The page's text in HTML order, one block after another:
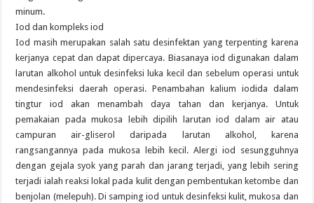
minum.
Iod dan kompleks iod
Iod masih merupakan salah satu desinfektan yang terpenting karena
kerjanya cepat dan dapat dipercaya. Biasanaya iod digunakan dalam
larutan alkohol untuk desinfeksi luka kecil dan sebelum operasi untuk
mendesinfeksi daerah operasi. Penambahan kalium iodida dalam
tingtur iod akan menambah daya tahan dan kerjanya. Untuk
pemakaian pada mukosa lebih dipilih larutan iod dalam air atau
campuran air-gliserol daripada larutan alkohol, karena
rangsangannya pada mukosa lebih kecil. Alergi iod sesungguhnya
dengan gejala syok yang parah dan jarang terjadi, yang lebih sering
terjadi ialah reaksi lokal pada kulit dengan pembentukan ketombe dan
benjolan (melepuh). Di samping iod untuk desinfeksi kulit, mukosa dan